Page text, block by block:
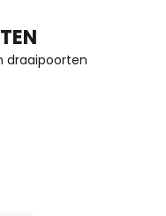
draaipoorten